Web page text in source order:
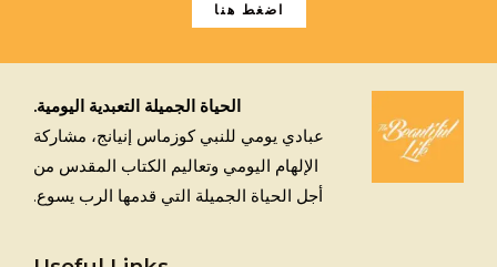
اضغط هنا
الحياة الجميلة التعبدية اليومية.
عبادي يومي للنبي كوزماس إنيانج، مشاركة
الإلهام اليومي وتعاليم الكتاب المقدس من
أجل الحياة الجميلة التي قدمها الرب يسوع.